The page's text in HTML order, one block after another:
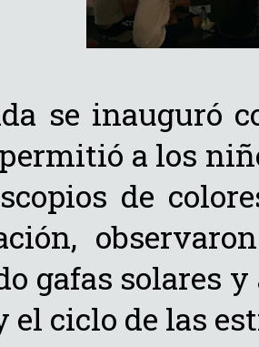
se inauguró
a los
de
gafas solares
el ciclo de las